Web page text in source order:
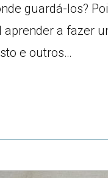
guardá-los?
a fazer
e outros…